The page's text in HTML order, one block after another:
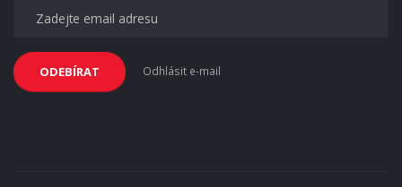
ODEBÍRAT Odhlásit e-mail